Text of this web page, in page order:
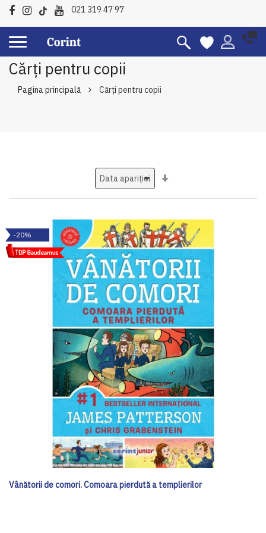
021 319 47 97
Cărți pentru copii
Pagina principală Cărți pentru copii
-20%
Vânătorii de comori. Comoara pierdută a templierilor